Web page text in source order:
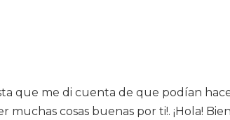
que me di cuenta de que podían
cosas buenas por ti!. ¡Hola!